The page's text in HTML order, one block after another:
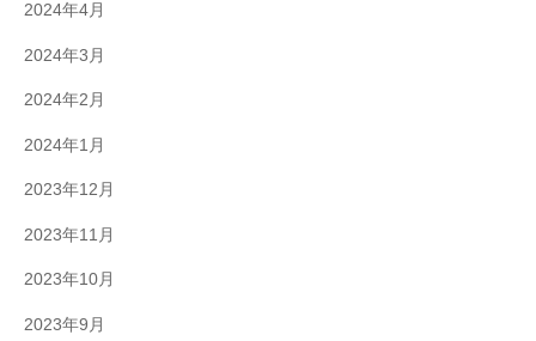
2024年4月
2024年3月
2024年2月
2024年1月
2023年12月
2023年11月
2023年10月
2023年9月